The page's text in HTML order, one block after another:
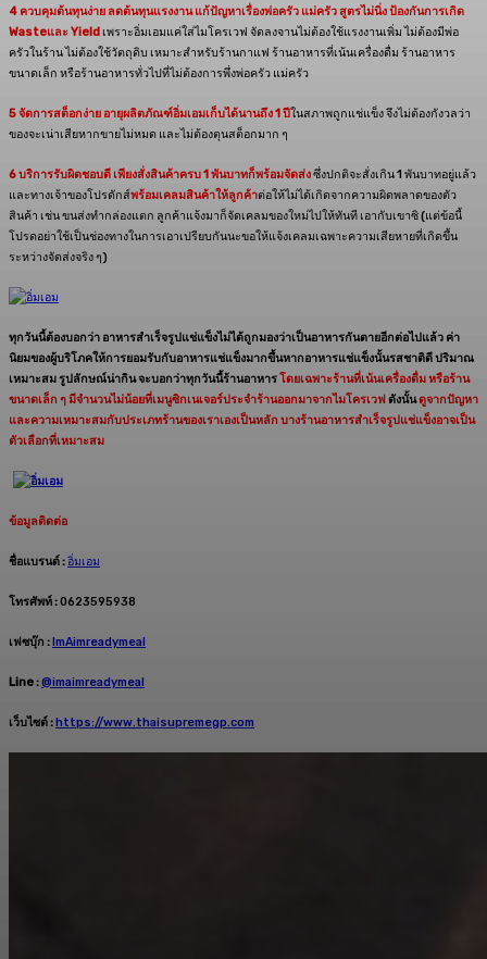
4 ควบคุมต้นทุนง่าย ลดต้นทุนแรงงาน แก้ปัญหาเรื่องพ่อครัว แม่ครัว สูตรไม่นิ่ง ป้องกันการเกิด
Wasteและ Yieldเพราะอิ่มเอมแค่ใส่ไมโครเวฟ จัดลงจานไม่ต้องใช้แรงงานเพิ่ม ไม่ต้องมีพ่อ
ครัวในร้าน ไม่ต้องใช้วัตถุดิบ เหมาะสำหรับร้านกาแฟ ร้านอาหารที่เน้นเครื่องดื่ม ร้านอาหาร
ขนาดเล็ก หรือร้านอาหารทั่วไปที่ไม่ต้องการพึ่งพ่อครัว แม่ครัว
5 จัดการสต็อกง่าย อายุผลิตภัณฑ์อิ่มเอมเก็บได้นานถึง 1 ปีในสภาพถูกแช่แข็ง จึงไม่ต้องกังวลว่า
ของจะเน่าเสียหากขายไม่หมด และไม่ต้องตุนสต็อกมาก ๆ
6 บริการรับผิดชอบดี เพียงสั่งสินค้าครบ 1 พันบาทก็พร้อมจัดส่งซึ่งปกติจะสั่งเกิน 1 พันบาทอยู่แล้ว
และทางเจ้าของโปรดักส์พร้อมเคลมสินค้าให้ลูกค้าต่อให้ไม่ได้เกิดจากความผิดพลาดของตัว
สินค้า เช่น ขนส่งทำกล่องแตก ลูกค้าแจ้งมาก็จัดเคลมของใหม่ไปให้ทันที เอากับเขาซิ (แต่ข้อนี้
โปรดอย่าใช้เป็นช่องทางในการเอาเปรียบกันนะขอให้แจ้งเคลมเฉพาะความเสียหายที่เกิดขึ้น
ระหว่างจัดส่งจริง ๆ)
ทุกวันนี้ต้องบอกว่า อาหารสำเร็จรูปแช่แข็งไม่ได้ถูกมองว่าเป็นอาหารกันตายอีกต่อไปแล้ว ค่า
นิยมของผู้บริโภคให้การยอมรับกับอาหารแช่แข็งมากขึ้นหากอาหารแช่แข็งนั้นรสชาติดี ปริมาณ
เหมาะสม รูปลักษณ์น่ากิน จะบอกว่าทุกวันนี้ร้านอาหารโดยเฉพาะร้านที่เน้นเครื่องดื่ม หรือร้าน
ขนาดเล็ก ๆ มีจำนวนไม่น้อยที่เมนูซิกเนเจอร์ประจำร้านออกมาจากไมโครเวฟ ดังนั้นดูจากปัญหา
และความเหมาะสมกับประเภทร้านของเราเองเป็นหลัก บางร้านอาหารสำเร็จรูปแช่แข็งอาจเป็น
ตัวเลือกที่เหมาะสม
ข้อมูลติดต่อ
ชื่อแบรนด์ :อิ่มเอม
โทรศัพท์ :0623595938
เฟซบุ๊ก :ImAimreadymeal
Line :@imaimreadymeal
เว็บไซต์ :https://www.thaisupremegp.com